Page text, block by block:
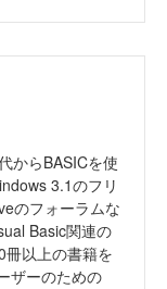
からBASICを使
3.1のフリ
のフォーラムな
Basic関連の
以上の書籍を
ザーのための